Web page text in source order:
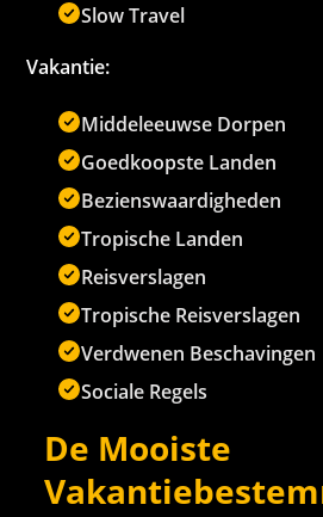
Slow Travel
Vakantie:
Middeleeuwse Dorpen
Goedkoopste Landen
Bezienswaardigheden
Tropische Landen
Reisverslagen
Tropische Reisverslagen
Verdwenen Beschavingen
Sociale Regels
De Mooiste